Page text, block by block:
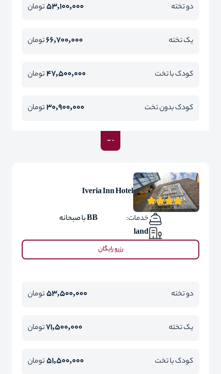
دو تخته 53,100,000تومان
یک تخته 66,700,000تومان
کودک با تخت 47,500,000تومان
کودک بدون تخت 30,900,000تومان
Iveria Inn Hotel
خدمات:
BB با صبحانه
land
رزرو رایگان
دو تخته 53,500,000تومان
یک تخته 71,500,000تومان
کودک با تخت 51,500,000تومان